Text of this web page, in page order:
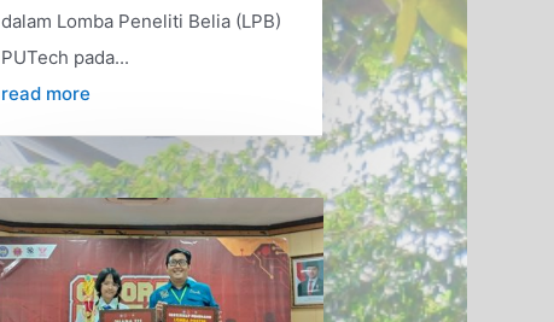
dalam Lomba Peneliti Belia (LPB)
PUTech pada...
read more